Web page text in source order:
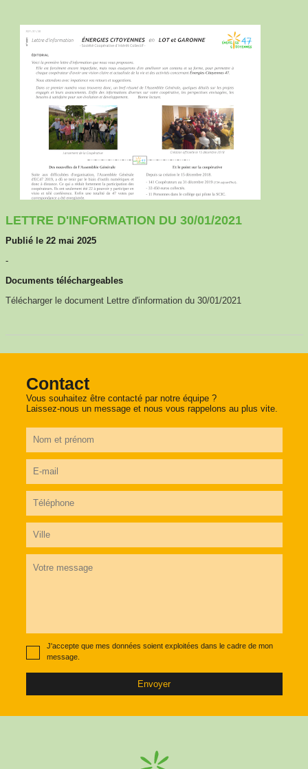
LETTRE D'INFORMATION DU 30/01/2021
Publié le 22 mai 2025
-
Documents téléchargeables
Télécharger le document Lettre d'information du 30/01/2021
Contact
Vous souhaitez être contacté par notre équipe ?
Laissez-nous un message et nous vous rappelons au plus vite.
J'accepte que mes données soient exploitées dans le cadre de mon
message.
Envoyer